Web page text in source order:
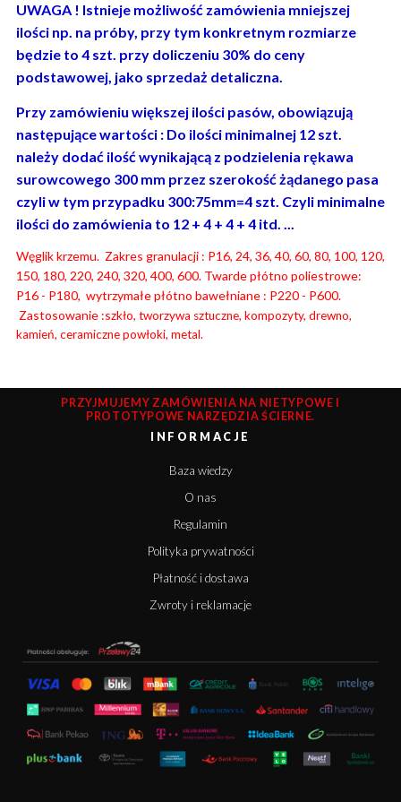
UWAGA ! Istnieje możliwość zamówienia mniejszej
ilości np. na próby, przy tym konkretnym rozmiarze
będzie to 4 szt. przy doliczeniu 30% do ceny
podstawowej, jako sprzedaż detaliczna.
Przy zamówieniu większej ilości pasów, obowiązują
następujące wartości : Do ilości minimalnej 12 szt.
należy dodać ilość wynikającą z podzielenia rękawa
surowcowego 300 mm przez szerokość żądanego pasa
czyli w tym przypadku 300:75mm=4 szt. Czyli minimalne
ilości do zamówienia to 12 + 4 + 4 + 4 itd. ...
Węglik krzemu. Zakres granulacji : P16, 24, 36, 40, 60, 80, 100, 120,
150, 180, 220, 240, 320, 400, 600. Twarde płótno poliestrowe:
P16 - P180, wytrzymałe płótno bawełniane : P220 - P600.
Zastosowanie :szkło, tworzywa sztuczne, kompozyty, drewno,
kamień, ceramiczne powłoki, metal.
PRZYJMUJEMY ZAMÓWIENIA NA NIETYPOWE I
PROTOTYPOWE NARZĘDZIA ŚCIERNE.
INFORMACJE
Baza wiedzy
O nas
Regulamin
Polityka prywatności
Płatność i dostawa
Zwroty i reklamacje